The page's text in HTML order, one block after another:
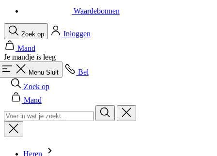
Je mandje is leeg
Menu Sluit
Bel
Zoek op
Mand
Heren
Alles in categorie Heren